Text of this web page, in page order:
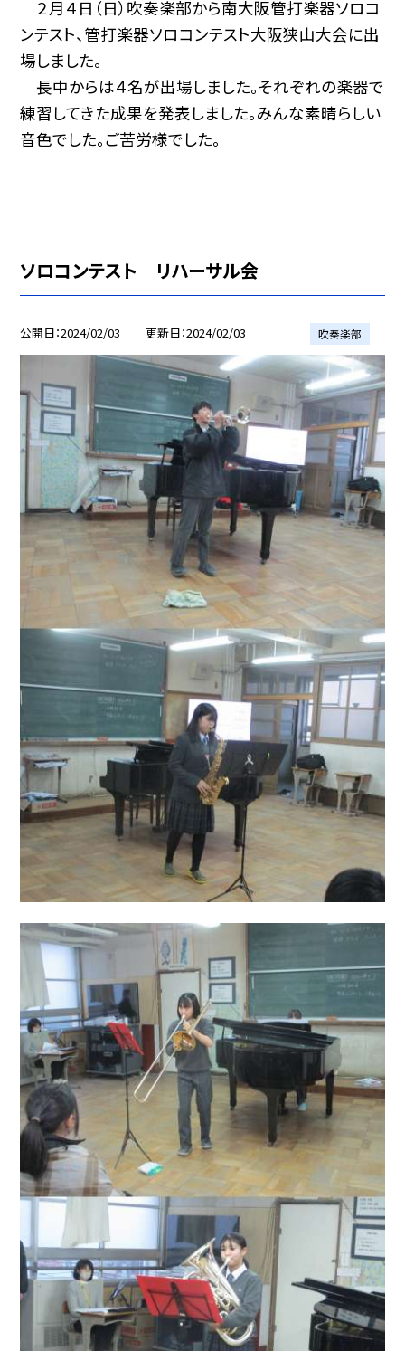
２月４日（日）吹奏楽部から南大阪管打楽器ソロコ
ンテスト、管打楽器ソロコンテスト大阪狭山大会に出
場しました。
長中からは４名が出場しました。それぞれの楽器で
練習してきた成果を発表しました。みんな素晴らしい
音色でした。ご苦労様でした。
ソロコンテスト リハーサル会
公開日 2024/02/03 更新日 2024/02/03 吹奏楽部